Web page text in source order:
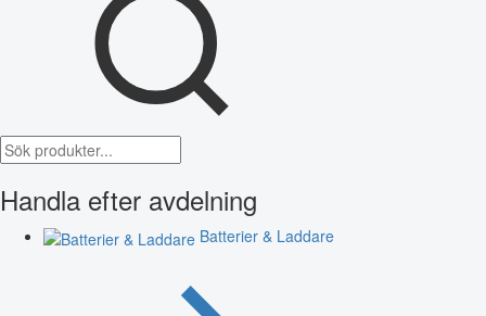
Handla efter avdelning
Batterier & Laddare